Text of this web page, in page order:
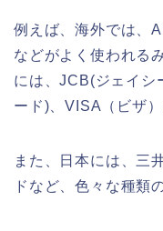
例えば、海外では、
などがよく使われる
には、JCB(ジェイシ
ード)、VISA（ビザ
また、日本には、三
ドなど、色々な種類